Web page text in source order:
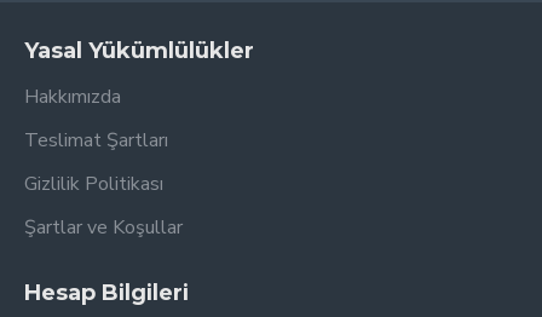
Yasal Yükümlülükler
Hakkımızda
Teslimat Şartları
Gizlilik Politikası
Şartlar ve Koşullar
Hesap Bilgileri